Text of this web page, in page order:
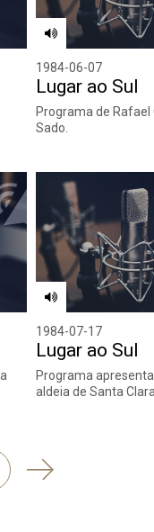
1984-06-07
Lugar ao Sul
Programa de Rafael
Sado.
1984-07-17
Lugar ao Sul
Programa
aldeia de Santa
Seguinte